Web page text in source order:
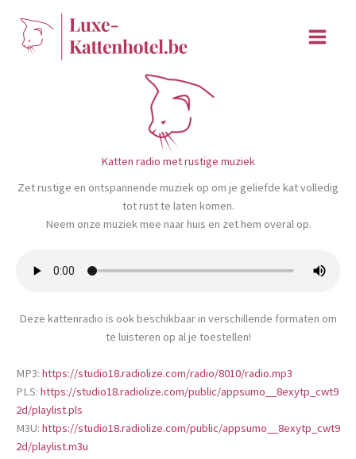
Katten radio met rustige muziek
Zet rustige en ontspannende muziek op om je geliefde kat volledig
tot rust te laten komen.
Neem onze muziek mee naar huis en zet hem overal op.
Deze kattenradio is ook beschikbaar in verschillende formaten om
te luisteren op al je toestellen!
MP3: https://studio18.radiolize.com/radio/8010/radio.mp3
PLS: https://studio18.radiolize.com/public/appsumo__8exytp_cwt9
2d/playlist.pls
M3U: https://studio18.radiolize.com/public/appsumo__8exytp_cwt9
2d/playlist.m3u